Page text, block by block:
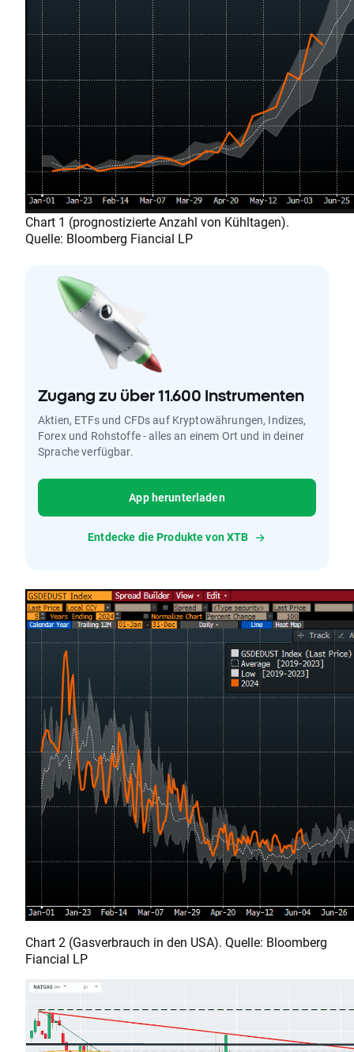
Chart 1 (prognostizierte Anzahl von Kühltagen).
Quelle: Bloomberg Fiancial LP
Zugang zu über 11.600 Instrumenten
Aktien, ETFs und CFDs auf Kryptowährungen, Indizes,
Forex und Rohstoffe - alles an einem Ort und in deiner
Sprache verfügbar.
App herunterladen
Entdecke die Produkte von XTB
Chart 2 (Gasverbrauch in den USA). Quelle: Bloomberg
Fiancial LP